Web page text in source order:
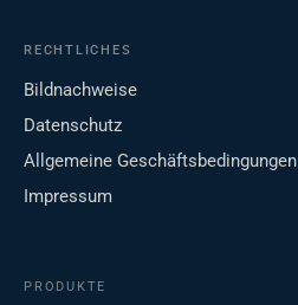
RECHTLICHES
Bildnachweise
Datenschutz
Allgemeine Geschäftsbedingungen
Impressum
PRODUKTE